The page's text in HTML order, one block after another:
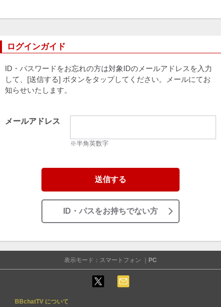
ログインガイド
ID・パスワードをお忘れの方は対象IDのメールアドレスを入力
して、[送信する] ボタンをタップしてください。メールにてお
知らせいたします。
メールアドレス
※半角英数字
送信する
ID・パスをお持ちでない方
表示モード：スマートフォン ｜ PC
BBchatTV について